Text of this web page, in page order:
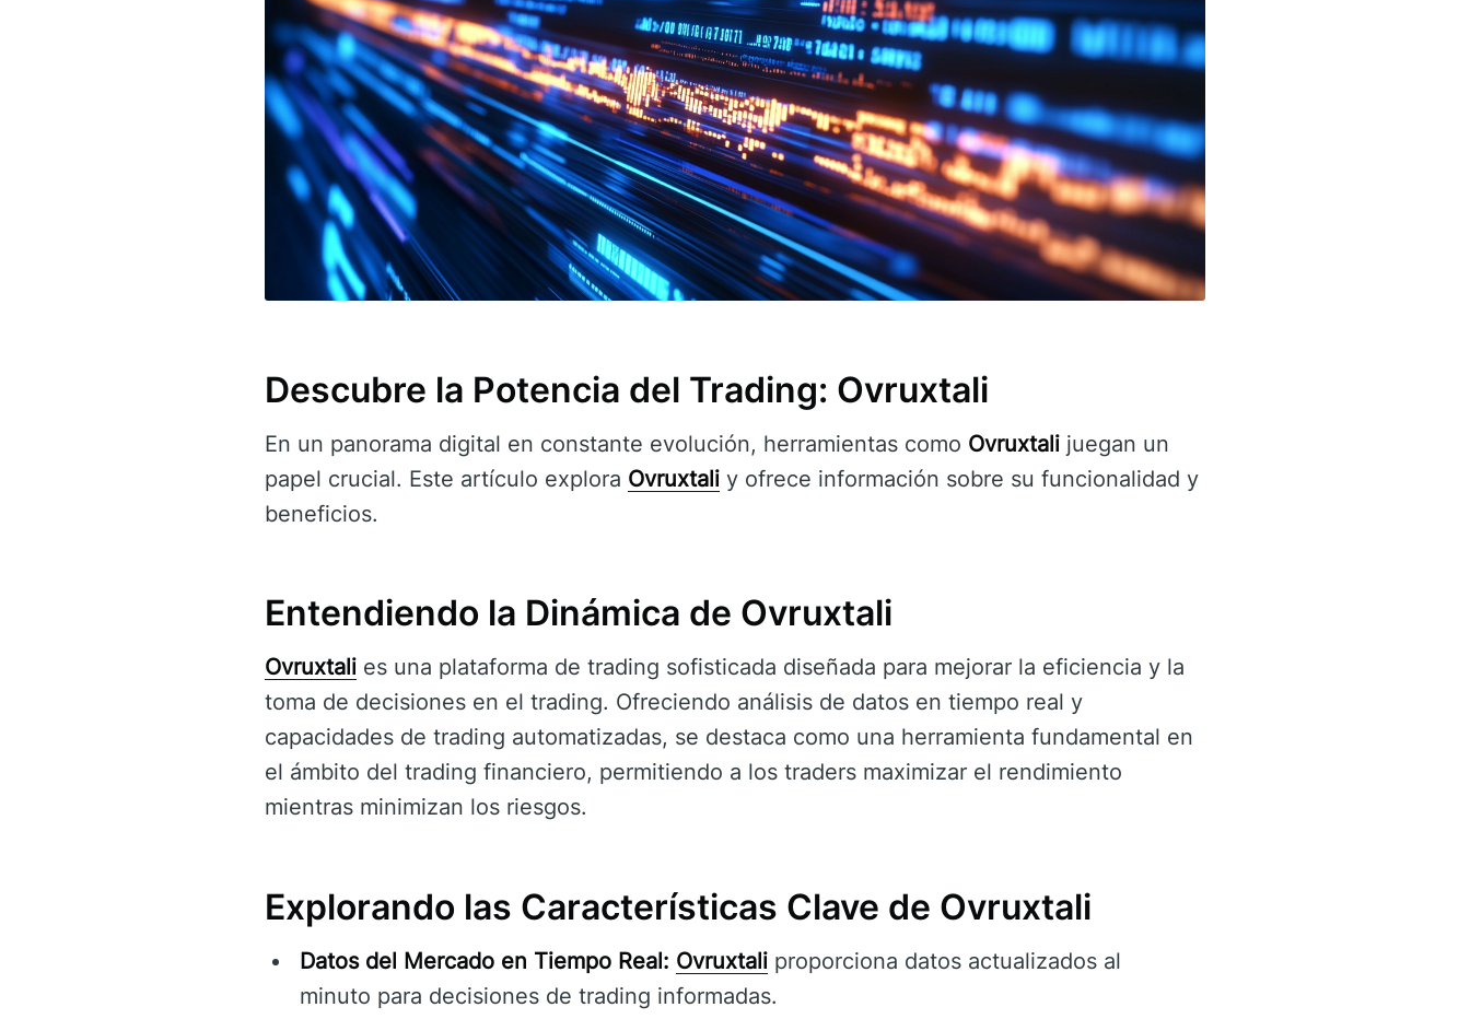
Descubre la Potencia del Trading: Ovruxtali
En un panorama digital en constante evolución, herramientas como Ovruxtali juegan un
papel crucial. Este artículo explora Ovruxtali y ofrece información sobre su funcionalidad y
beneficios.
Entendiendo la Dinámica de Ovruxtali
Ovruxtali es una plataforma de trading sofisticada diseñada para mejorar la eficiencia y la
toma de decisiones en el trading. Ofreciendo análisis de datos en tiempo real y
capacidades de trading automatizadas, se destaca como una herramienta fundamental en
el ámbito del trading financiero, permitiendo a los traders maximizar el rendimiento
mientras minimizan los riesgos.
Explorando las Características Clave de Ovruxtali
Datos del Mercado en Tiempo Real: Ovruxtali proporciona datos actualizados al
minuto para decisiones de trading informadas.